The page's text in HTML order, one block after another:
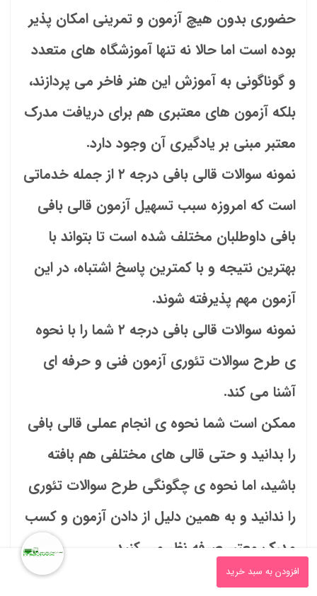
افزودن به سبد خرید
حضوری بدون هیچ آزمون و تمرینی امکان پذیر
بوده است اما حالا نه تنها آموزشگاه های متعدد
و گوناگونی به آموزش این هنر فاخر می پردازند،
بلکه آزمون های معتبری هم برای دریافت مدرک
معتبر مبنی بر یادگیری آن وجود دارد.
نمونه سوالات قالی بافی درجه ۲ از جمله خدماتی
است که امروزه سبب تسهیل آزمون قالی بافی
بافی داوطلبان مختلف شده است تا بتواند با
بهترین نتیجه و با کمترین پاسخ اشتباه، در این
آزمون مهم پذیرفته شوند.
نمونه سوالات قالی بافی درجه ۲ شما را با نحوه
ی طرح سوالات تئوری آزمون فنی و حرفه ای
آشنا می کند.
ممکن است شما نحوه ی انجام عملی قالی بافی
را بدانید و حتی قالی های مختلفی هم بافته
باشید، اما نحوه ی چگونگی طرح سوالات تئوری
را ندانید و به همین دلیل از دادن آزمون و کسب
مدرک معتبر صرفه نظر می کنید.
نمونه سوالات قالی بافی درجه ۲ با جواب